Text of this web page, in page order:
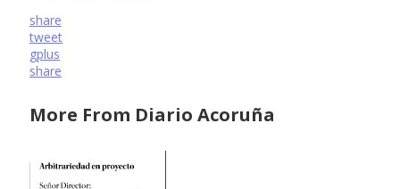
share
tweet
gplus
share
More From Diario Acoruña